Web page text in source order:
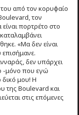
από τον κορυφαίο
τον
πορτρέτο στο
«Μα δεν είναι
δεν υπάρχει
-μόνο που εγώ
δικό μου! H
της Boulevard και
στις επόμενες